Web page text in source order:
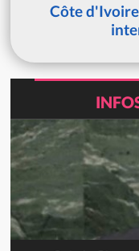
Côte d'Ivoire